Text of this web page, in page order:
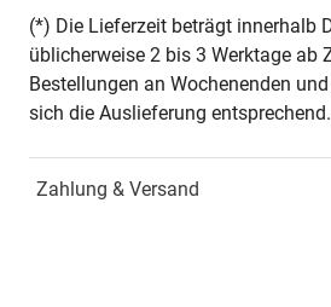
Seiten 218
Jahr
Fachdisziplin
(*) Die Lieferzeit beträgt innerhalb
üblicherweise 2 bis 3 Werktage ab
Bestellungen an Wochenenden
sich die Auslieferung entsprechend.
Zahlung & Versand